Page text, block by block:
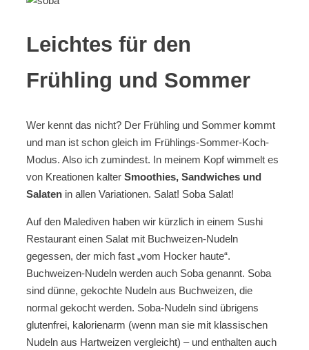
Leichtes für den
Frühling und Sommer
Wer kennt das nicht? Der Frühling und Sommer kommt
und man ist schon gleich im Frühlings-Sommer-Koch-
Modus. Also ich zumindest. In meinem Kopf wimmelt es
von Kreationen kalter Smoothies, Sandwiches und
Salaten in allen Variationen. Salat! Soba Salat!
Auf den Malediven haben wir kürzlich in einem Sushi
Restaurant einen Salat mit Buchweizen-Nudeln
gegessen, der mich fast „vom Hocker haute“.
Buchweizen-Nudeln werden auch Soba genannt. Soba
sind dünne, gekochte Nudeln aus Buchweizen, die
normal gekocht werden. Soba-Nudeln sind übrigens
glutenfrei, kalorienarm (wenn man sie mit klassischen
Nudeln aus Hartweizen vergleicht) – und enthalten auch